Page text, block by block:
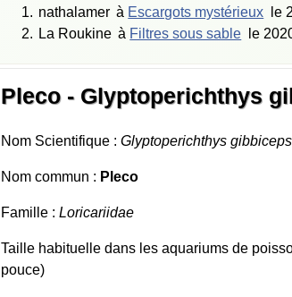
nathalamer à Escargots mystérieux le
La Roukine à Filtres sous sable le
Pleco - Glyptoperichthys
Nom Scientifique :Glyptoperichthys gibbiceps
Nom commun : Pleco
Famille :Loricariidae
Taille habituelle dans les aquariums de
pouce)